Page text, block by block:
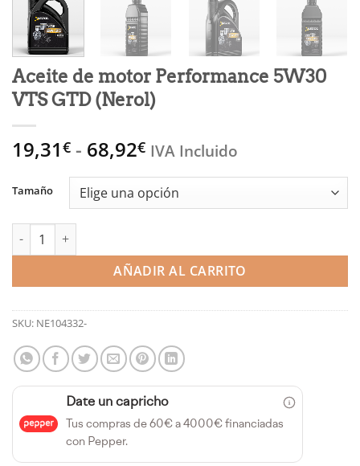
Aceite de motor Performance 5W30
VTS GTD (Nerol)
19,31€ - 68,92€Rango
precios:
desde
68,92€
IVA Incluido
Tamaño
Aceite de motor Performance 5W30 VTS GTD (Nerol) cantidad
AÑADIR AL CARRITO
SKU: NE104332-
Date un capricho
Tus compras de 60€ a 4000€ financiadas
con Pepper.